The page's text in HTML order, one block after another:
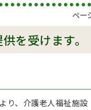
ペー
を受けます。
り、介護老人福祉施設